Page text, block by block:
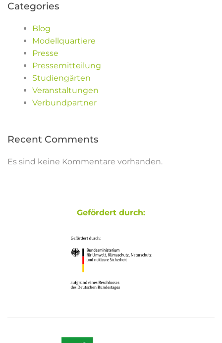
Categories
Blog
Modellquartiere
Presse
Pressemitteilung
Studiengärten
Veranstaltungen
Verbundpartner
Recent Comments
Es sind keine Kommentare vorhanden.
Gefördert durch: